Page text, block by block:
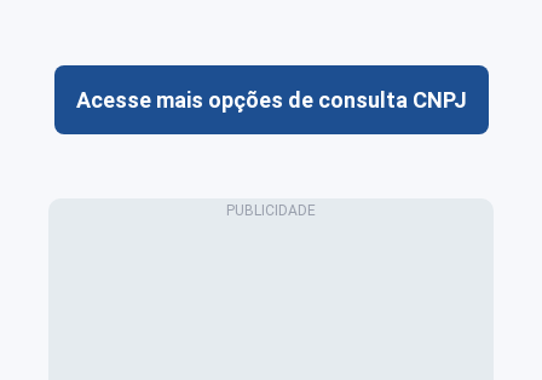
Acesse mais opções de consulta CNPJ